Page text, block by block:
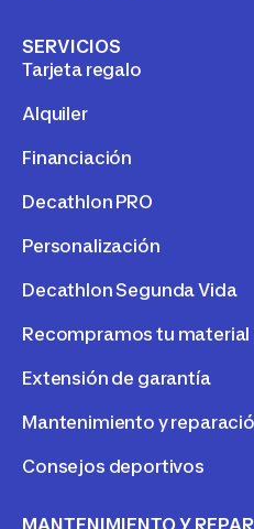
SERVICIOS
Tarjeta regalo
Alquiler
Financiación
Decathlon PRO
Personalización
Decathlon Segunda Vida
Recompramos tu material
Extensión de garantía
Mantenimiento y
Consejos deportivos
MANTENIMIENTO Y